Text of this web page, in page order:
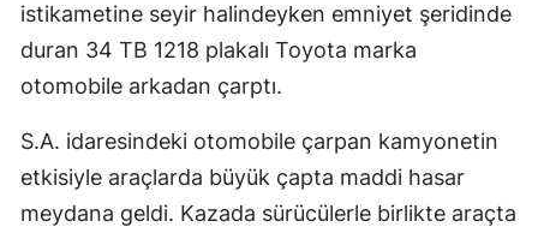
istikametine seyir halindeyken emniyet şeridinde
duran 34 TB 1218 plakalı Toyota marka
otomobile arkadan çarptı.
S.A. idaresindeki otomobile çarpan kamyonetin
etkisiyle araçlarda büyük çapta maddi hasar
meydana geldi. Kazada sürücülerle birlikte araçta